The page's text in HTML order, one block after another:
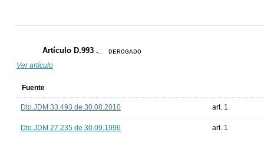
Artículo D.993 ._ DEROGADO
Ver artículo
Fuente
Dto.JDM 33.493 de 30.08.2010 art. 1
Dto.JDM 27.235 de 30.09.1996 art. 1